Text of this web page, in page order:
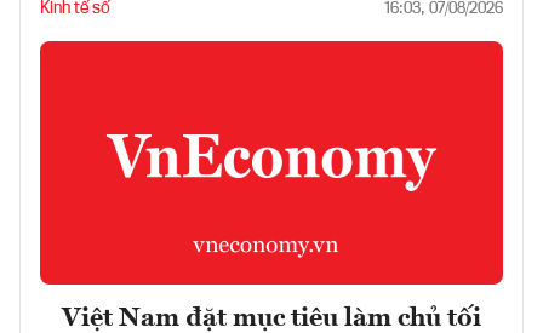
Kinh tế số 16:03, 07/08/2026
Việt Nam đặt mục tiêu làm chủ tối